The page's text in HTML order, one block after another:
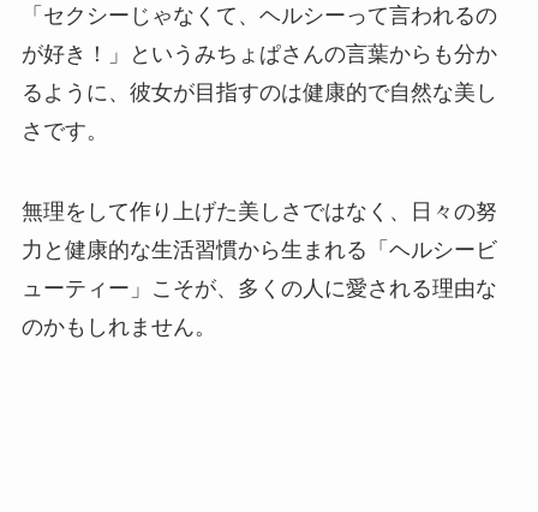
「セクシーじゃなくて、ヘルシーって言われるの
が好き！」というみちょぱさんの言葉からも分か
るように、彼女が目指すのは健康的で自然な美し
さです。
無理をして作り上げた美しさではなく、日々の努
力と健康的な生活習慣から生まれる「ヘルシービ
ューティー」こそが、多くの人に愛される理由な
のかもしれません。